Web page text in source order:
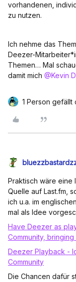
vorhandenen,
zu nutzen.
Ich nehme das
Deezer-
Themen… Mal
damit mich @Kevin
1 Person gefällt
Praktisch wäre eine
Quelle auf Last.fm,
ich u.a. im
mal als Idee
Have Deezer as
Community,
Deezer Playback -
Community
Die Chancen dafür